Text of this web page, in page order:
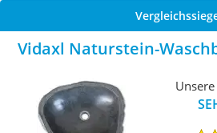
Vidaxl Naturstein-